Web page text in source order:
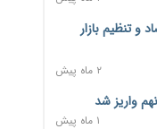
پیش‌بینی افزایش تولید برنج؛ نیاز وارداتی کشور به ۵۰۰ هزار تن
امضای تفاهم‌نامه تجاری ایران و پاکستان؛ هدف‌گذاری تجارت ۱۰
۲ روز پیش
و تنظیم بازار
۲ ماه پیش
۱ ماه پیش